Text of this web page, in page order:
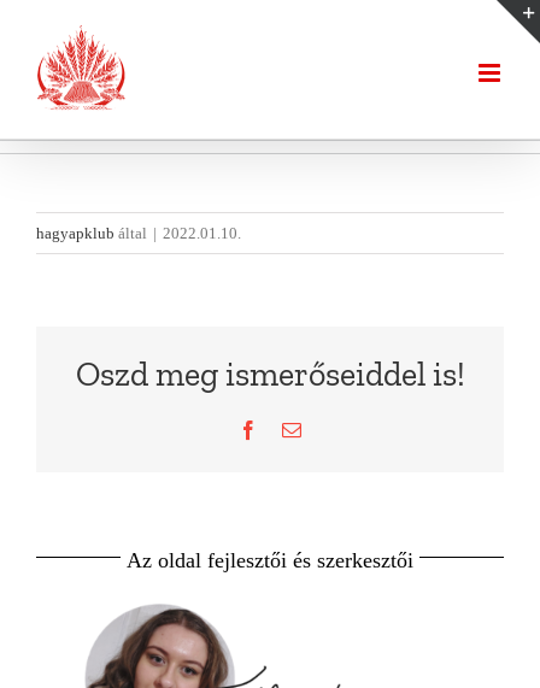
hagyapklub által | 2022.01.10.
Oszd meg ismerőseiddel is!
FacebookEmail:
Az oldal fejlesztői és szerkesztői